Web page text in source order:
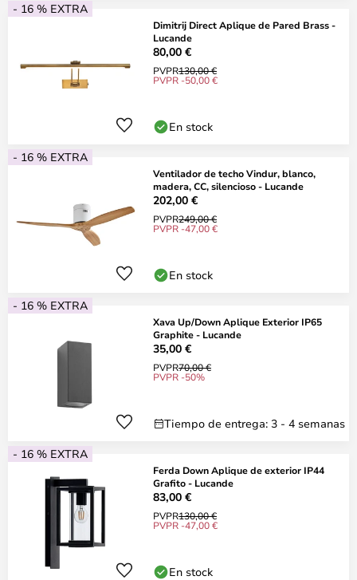
- 16 % EXTRA
Dimitrij Direct Aplique de Pared Brass -
Lucande
80,00 €
PVPR130,00 €
PVPR -50,00 €
En stock
- 16 % EXTRA
Ventilador de techo Vindur, blanco,
madera, CC, silencioso - Lucande
202,00 €
PVPR249,00 €
PVPR -47,00 €
En stock
- 16 % EXTRA
Xava Up/Down Aplique Exterior IP65
Graphite - Lucande
35,00 €
PVPR70,00 €
PVPR -50%
Tiempo de entrega: 3 - 4 semanas
- 16 % EXTRA
Ferda Down Aplique de exterior IP44
Grafito - Lucande
83,00 €
PVPR130,00 €
PVPR -47,00 €
En stock